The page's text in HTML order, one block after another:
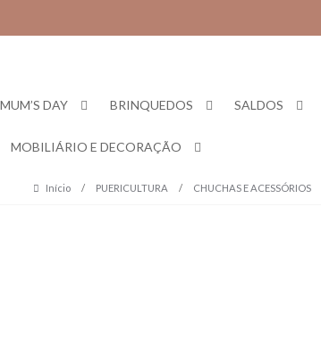
to
to
MUM’S DAY BRINQUEDOS SALDOS
MOBILIÁRIO E DECORAÇÃO
Início / PUERICULTURA / CHUCHAS E ACESSÓRIOS